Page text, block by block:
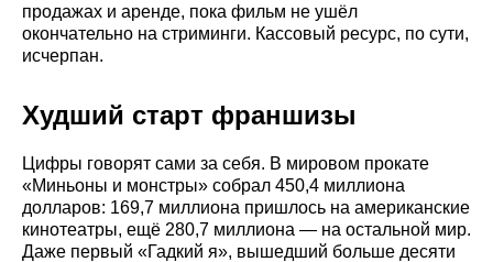
продажах и аренде, пока фильм не ушёл
окончательно на стриминги. Кассовый ресурс, по сути,
исчерпан.
Худший старт франшизы
Цифры говорят сами за себя. В мировом прокате
«Миньоны и монстры» собрал 450,4 миллиона
долларов: 169,7 миллиона пришлось на американские
кинотеатры, ещё 280,7 миллиона — на остальной мир.
Даже первый «Гадкий я», вышедший больше десяти